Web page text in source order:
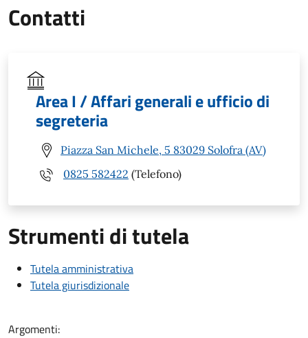
Contatti
Area I / Affari generali e ufficio di
segreteria
Piazza San Michele, 5 83029 Solofra (AV)
0825 582422 (Telefono)
Strumenti di tutela
Tutela amministrativa
Tutela giurisdizionale
Argomenti: